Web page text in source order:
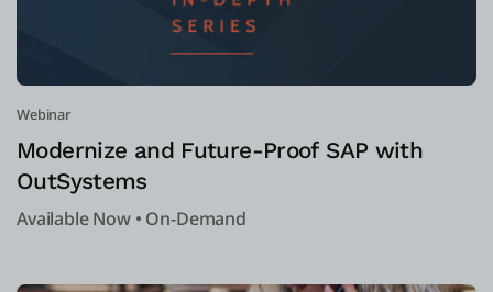
Webinar
Modernize and Future-Proof SAP with
OutSystems
Available Now • On-Demand